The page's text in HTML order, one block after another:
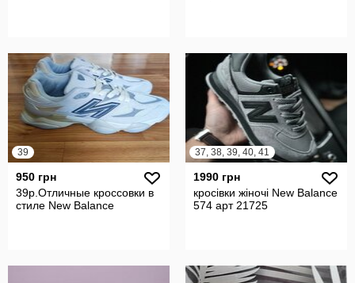
39
950 грн
39р.Отличные кроссовки в
стиле New Balance
37, 38, 39, 40, 41
1990 грн
кросівки жіночі New Balance
574 арт 21725